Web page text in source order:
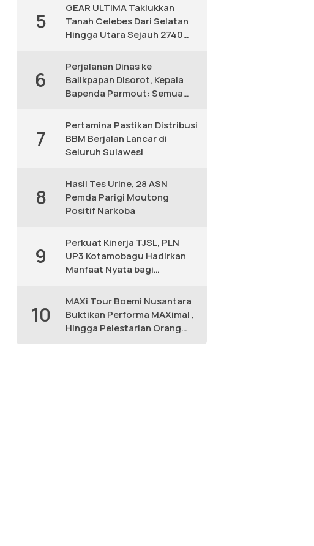
5
GEAR ULTIMA Taklukkan
Tanah Celebes Dari Selatan
Hingga Utara Sejauh 2740
6
Perjalanan Dinas ke
Balikpapan Disorot, Kepala
Bapenda Parmout: Semua
7
Pertamina Pastikan Distribusi
BBM Berjalan Lancar di
Seluruh Sulawesi
8
Hasil Tes Urine, 28 ASN
Pemda Parigi Moutong
Positif Narkoba
9
Perkuat Kinerja TJSL, PLN
UP3 Kotamobagu Hadirkan
Manfaat Nyata bagi
10
MAXi Tour Boemi Nusantara
Buktikan Performa MAXimal ,
Hingga Pelestarian Orang